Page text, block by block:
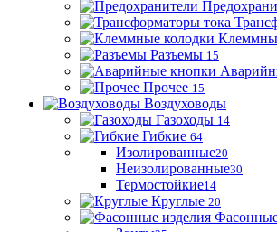
Разъемы 15
Прочее 15
Воздуховоды
Газоходы 14
Гибкие 64
Изолированные20
Неизолированные30
Термостойкие14
Круглые 20